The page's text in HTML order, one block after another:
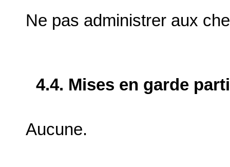
Ne pas administrer aux
4.4. Mises en garde
Aucune.